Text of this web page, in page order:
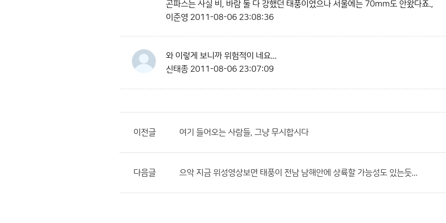
곤파스는 사실 비, 바람 둘 다 강했던 태풍이였으나 서울에는 70mm도 안왔다죠.,
이준영 2011-08-06 23:08:36
와 이렇게 보니까 위험적이 네요...
신태종 2011-08-06 23:07:09
이전글 여기 들어오는 사람들, 그냥 무시합시다
다음글 으악 지금 위성영상보면 태풍이 전남 남해안에 상륙할 가능성도 있는듯...